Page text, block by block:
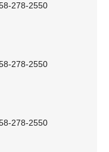
278-2550
278-2550
278-2550